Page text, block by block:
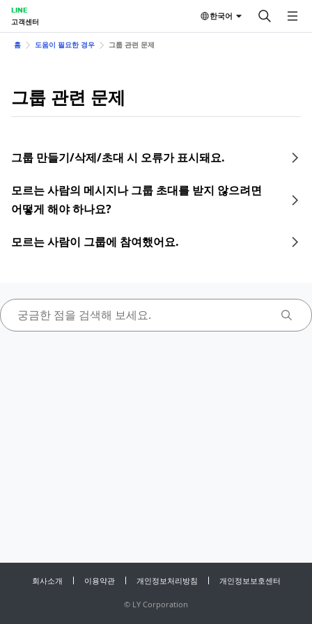
LINE
고객센터
한국어
홈 도움이 필요한 경우 그룹 관련 문제
그룹 관련 문제
그룹 만들기/삭제/초대 시 오류가 표시돼요.
모르는 사람의 메시지나 그룹 초대를 받지 않으려면
어떻게 해야 하나요?
모르는 사람이 그룹에 참여했어요.
회사소개 이용약관 개인정보처리방침 개인정보보호센터
© LY Corporation